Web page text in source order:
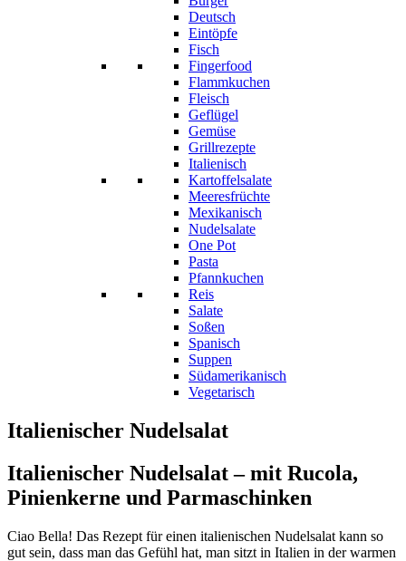
Deutsch
Eintöpfe
Fisch
Fingerfood
Flammkuchen
Fleisch
Geflügel
Gemüse
Grillrezepte
Italienisch
Kartoffelsalate
Meeresfrüchte
Mexikanisch
Nudelsalate
One Pot
Pasta
Pfannkuchen
Reis
Salate
Soßen
Spanisch
Suppen
Südamerikanisch
Vegetarisch
Italienischer Nudelsalat
Italienischer Nudelsalat – mit Rucola,
Pinienkerne und Parmaschinken
Ciao Bella! Das Rezept für einen italienischen Nudelsalat kann so
gut sein, dass man das Gefühl hat, man sitzt in Italien in der warmen